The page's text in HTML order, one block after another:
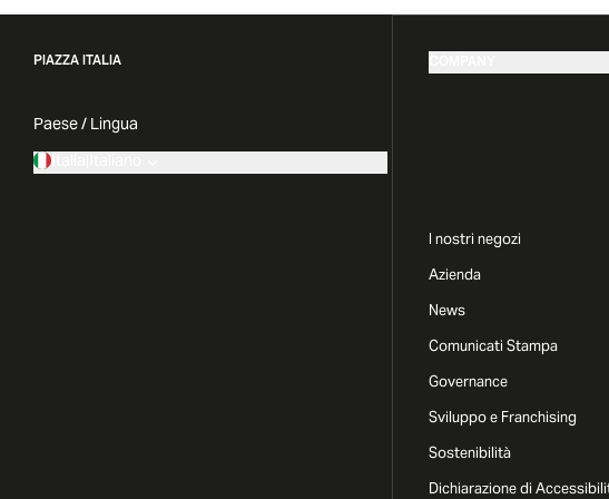
PIAZZA ITALIA
Paese / Lingua
Italia|Italiano
I nostri negozi
Azienda
News
Comunicati Stampa
Governance
Sviluppo e Franchising
Sostenibilità
Dichiarazione di